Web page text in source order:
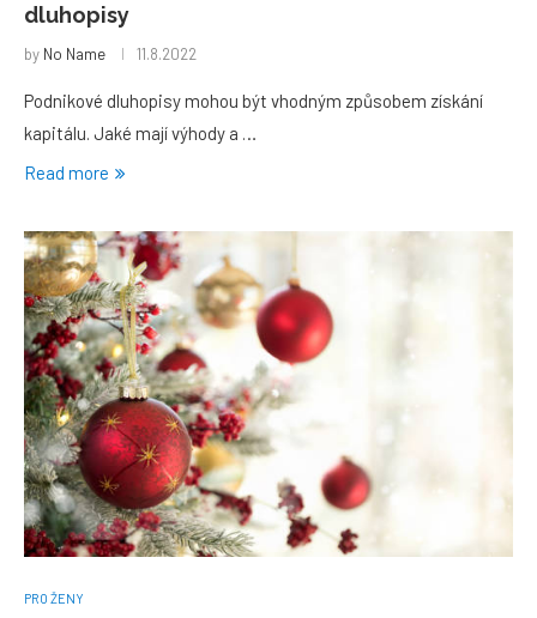
dluhopisy
by No Name 11.8.2022
Podnikové dluhopisy mohou být vhodným způsobem získání
kapitálu. Jaké mají výhody a …
Read more
PRO ŽENY